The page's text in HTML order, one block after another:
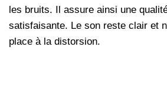
les bruits. Il assure ainsi une
satisfaisante. Le son reste clair et
place à la distorsion.